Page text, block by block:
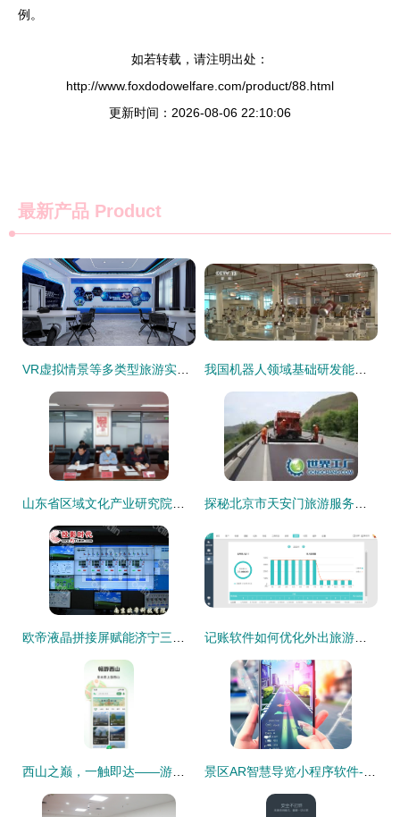
例。
如若转载，请注明出处：
http://www.foxdodowelfare.com/product/88.html
更新时间：2026-08-06 22:10:06
最新产品 Product